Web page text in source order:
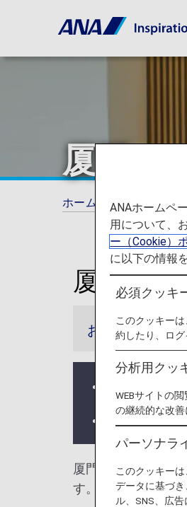
厦門
ホーム ご旅行の準備
厦門国際
お知らせ
ラウンジが
厦門国際空港では、
す。
ANAホームペ
用について、
ー（Cookie）
に以下の情報
必須クッキ
このクッキー
約したり、ログ
分析用クッ
WEBサイトの
の継続的な改善
パーソナラ
このクッキー
データに基づ
ル、SNS、広告